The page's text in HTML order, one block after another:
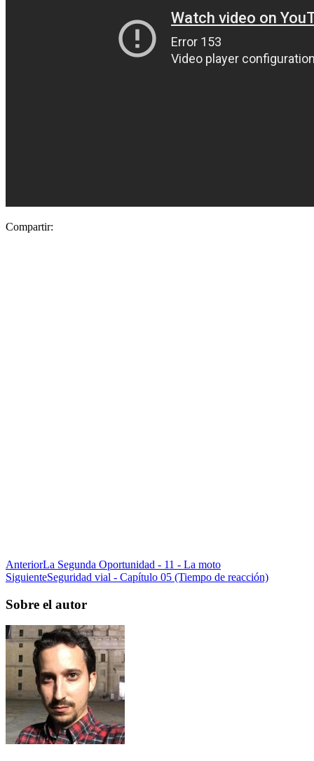
Compartir:
AnteriorLa Segunda Oportunidad - 11 - La moto
SiguienteSeguridad vial - Capítulo 05 (Tiempo de reacción)
Sobre el autor